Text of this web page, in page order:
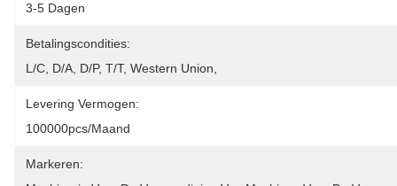
3-5 Dagen
Betalingscondities:
L/C, D/A, D/P, T/T, Western Union,
Levering Vermogen:
100000pcs/maand
Markeren: